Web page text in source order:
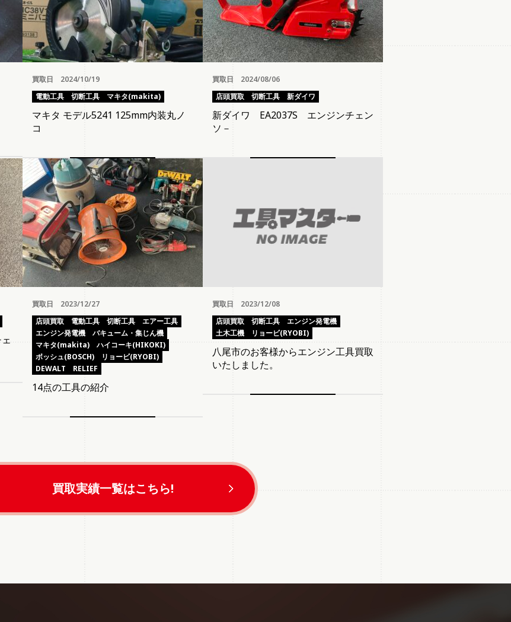
買取日 2024/10/19
電動工具
切断工具 マキタ(makita)
マキタ モデル5241 125mm内装丸ノ
コ
買取日 2024/08/06
店頭買取
切断工具 新ダイワ
新ダイワ EA2037S エンジンチェン
ソ－
買取日 2023/12/27
店頭買取
電動工具 切断工具
エアー工具
エンジン発電機
バキューム・集じん機
マキタ(makita)
ハイコーキ(HIKOKI)
ボッシュ(BOSCH)
リョービ(RYOBI)
DEWALT
RELIEF
14点の工具の紹介
買取日 2023/12/08
店頭買取
切断工具
エンジン発電機
土木工機
リョービ(RYOBI)
八尾市のお客様からエンジン工具買取
いたしました。
買取実績一覧はこちら!